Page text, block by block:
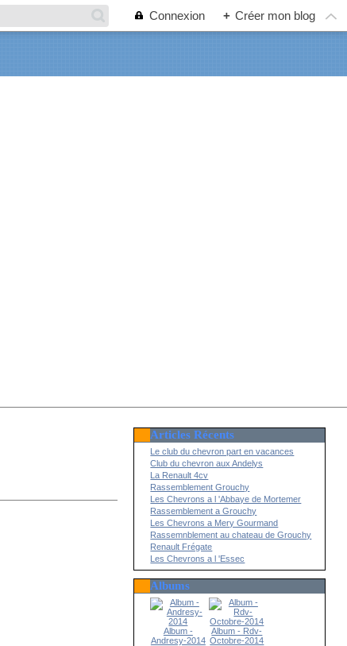
Connexion + Créer mon blog
Articles Récents
Le club du chevron part en vacances
Club du chevron aux Andelys
La Renault 4cv
Rassemblement Grouchy
Les Chevrons a l 'Abbaye de Mortemer
Rassemblement a Grouchy
Les Chevrons a Mery Gourmand
Rassemnblement au chateau de Grouchy
Renault Frégate
Les Chevrons a l 'Essec
Albums
Album -
Andresy-2014
Album - Rdv-
Octobre-2014